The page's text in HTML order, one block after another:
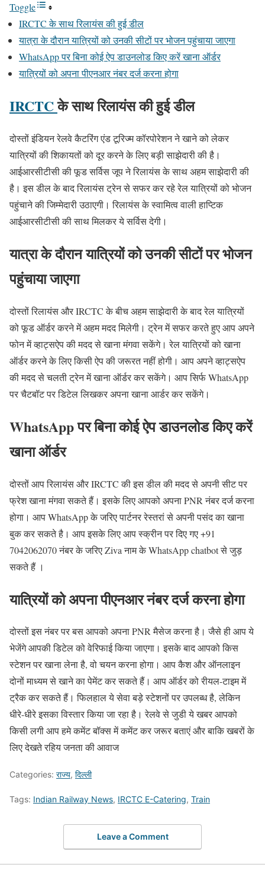
Toggle
IRCTC के साथ रिलायंस की हुई डील
यात्रा के दौरान यात्रियों को उनकी सीटों पर भोजन पहुंचाया जाएगा
WhatsApp पर बिना कोई ऐप डाउनलोड किए करें खाना ऑर्डर
यात्रियों को अपना पीएनआर नंबर दर्ज करना होगा
IRCTCके साथ रिलायंस की हुई डील
दोस्तों इंडियन रेलवे कैटरिंग एंड टूरिज्म कॉरपोरेशन ने खाने को लेकर
यात्रियों की शिकायतों को दूर करने के लिए बड़ी साझेदारी की है।
आईआरसीटीसी की फूड सर्विस जूप ने रिलायंस के साथ अहम साझेदारी की
है। इस डील के बाद रिलायंस ट्रेन से सफर कर रहे रेल यात्रियों को भोजन
पहुंचाने की जिम्मेदारी उठाएगी। रिलायंस के स्वामित्व वाली हाप्टिक
आईआरसीटीसी की साथ मिलकर ये सर्विस देगी।
यात्रा के दौरान यात्रियों को उनकी सीटों पर भोजन
पहुंचाया जाएगा
दोस्तों रिलायंस और IRCTC के बीच अहम साझेदारी के बाद रेल यात्रियों
को फूड ऑर्डर करने में अहम मदद मिलेगी। ट्रेन में सफर करते हुए आप अपने
फोन में व्हाट्सऐप की मदद से खाना मंगवा सकेंगे। रेल यात्रियों को खाना
ऑर्डर करने के लिए किसी ऐप की जरूरत नहीं होगी। आप अपने व्हाट्सऐप
की मदद से चलती ट्रेन में खाना ऑर्डर कर सकेंगे। आप सिर्फ WhatsApp
पर चैटबॉट पर डिटेल लिखकर अपना खाना आर्डर कर सकेंगे।
WhatsApp पर बिना कोई ऐप डाउनलोड किए करें
खाना ऑर्डर
दोस्तों आप रिलायंस और IRCTC की इस डील की मदद से अपनी सीट पर
फ्रेश खाना मंगवा सकते हैं। इसके लिए आपको अपना PNR नंबर दर्ज करना
होगा। आप WhatsApp के जरिए पार्टनर रेस्तरां से अपनी पसंद का खाना
बुक कर सकते है। आप इसके लिए आप स्क्रीन पर दिए गए +91
7042062070 नंबर के जरिए Ziva नाम के WhatsApp chatbot से जुड़
सकते हैं ।
यात्रियों को अपना पीएनआर नंबर दर्ज करना होगा
दोस्तों इस नंबर पर बस आपको अपना PNR मैसेज करना है। जैसे ही आप ये
भेजेंगे आपकी डिटेल को वेरिफाई किया जाएगा। इसके बाद आपको किस
स्टेशन पर खाना लेना है, वो चयन करना होगा। आप कैश और ऑनलाइन
दोनों माध्यम से खाने का पेमेंट कर सकते हैं। आप ऑर्डर को रीयल-टाइम में
ट्रैक कर सकते हैं। फिलहाल ये सेवा बड़े स्टेशनों पर उपलब्ध है, लेकिन
धीरे-धीरे इसका विस्तार किया जा रहा है। रेलवे से जुडी ये खबर आपको
किसी लगी आप हमे कमेंट बॉक्स में कमेंट कर जरूर बताएं और बाकि खबरों के
लिए देखते रहिय जनता की आवाज
Categories: राज्य, दिल्ली
Tags: Indian Railway News, IRCTC E-Catering, Train
Leave a Comment